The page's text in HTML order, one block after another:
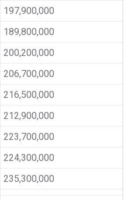
197,900,000
189,800,000
200,200,000
206,700,000
216,500,000
212,900,000
223,700,000
224,300,000
235,300,000